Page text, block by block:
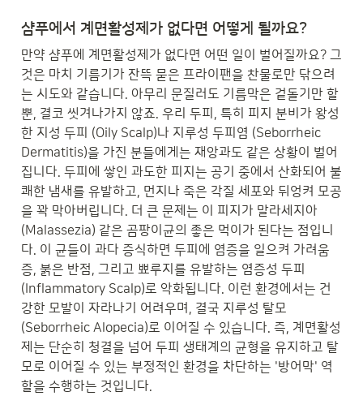
샴푸에서 계면활성제가 없다면 어떻게 될까요?
만약 샴푸에 계면활성제가 없다면 어떤 일이 벌어질까요? 그
것은 마치 기름기가 잔뜩 묻은 프라이팬을 찬물로만 닦으려
는 시도와 같습니다. 아무리 문질러도 기름막은 겉돌기만 할
뿐, 결코 씻겨나가지 않죠. 우리 두피, 특히 피지 분비가 왕성
한 지성 두피 (Oily Scalp)나 지루성 두피염 (Seborrheic
Dermatitis)을 가진 분들에게는 재앙과도 같은 상황이 벌어
집니다. 두피에 쌓인 과도한 피지는 공기 중에서 산화되어 불
쾌한 냄새를 유발하고, 먼지나 죽은 각질 세포와 뒤엉켜 모공
을 꽉 막아버립니다. 더 큰 문제는 이 피지가 말라세지아
(Malassezia) 같은 곰팡이균의 좋은 먹이가 된다는 점입니
다. 이 균들이 과다 증식하면 두피에 염증을 일으켜 가려움
증, 붉은 반점, 그리고 뾰루지를 유발하는 염증성 두피
(Inflammatory Scalp)로 악화됩니다. 이런 환경에서는 건
강한 모발이 자라나기 어려우며, 결국 지루성 탈모
(Seborrheic Alopecia)로 이어질 수 있습니다. 즉, 계면활성
제는 단순히 청결을 넘어 두피 생태계의 균형을 유지하고 탈
모로 이어질 수 있는 부정적인 환경을 차단하는 '방어막' 역
할을 수행하는 것입니다.